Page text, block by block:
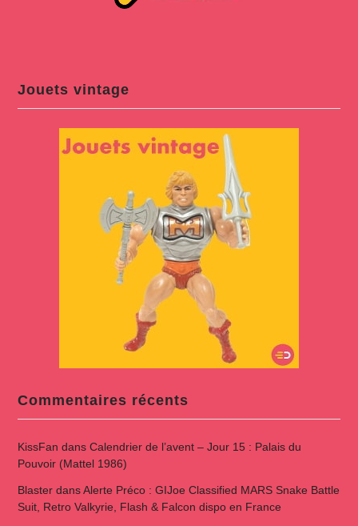
Jouets vintage
Commentaires récents
KissFan dans Calendrier de l’avent – Jour 15 : Palais du
Pouvoir (Mattel 1986)
BlasterdansAlerte Préco : GIJoe Classified MARS Snake Battle
Suit, Retro Valkyrie, Flash & Falcon dispo en France